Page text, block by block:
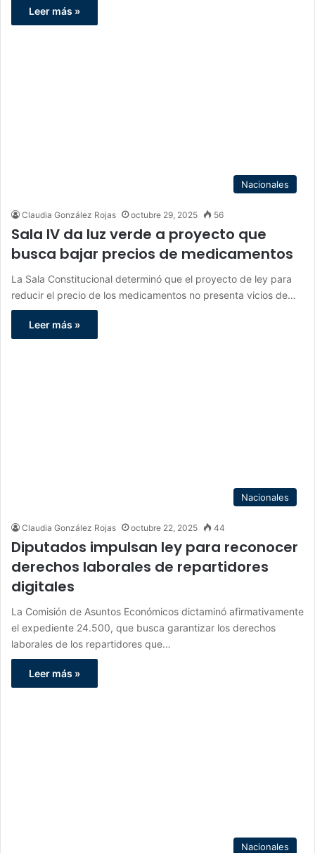
Leer más »
Nacionales
Claudia González Rojas octubre 29, 2025 56
Sala IV da luz verde a proyecto que
busca bajar precios de medicamentos
La Sala Constitucional determinó que el proyecto de ley para
reducir el precio de los medicamentos no presenta vicios de…
Leer más »
Nacionales
Claudia González Rojas octubre 22, 2025 44
Diputados impulsan ley para reconocer
derechos laborales de repartidores
digitales
La Comisión de Asuntos Económicos dictaminó afirmativamente
el expediente 24.500, que busca garantizar los derechos
laborales de los repartidores que…
Leer más »
Nacionales